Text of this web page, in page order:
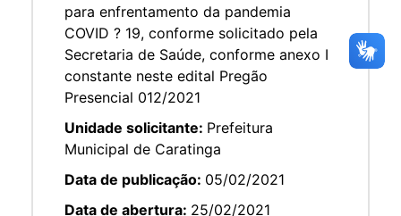
para enfrentamento da pandemia
COVID ? 19, conforme solicitado pela
Secretaria de Saúde, conforme anexo I
constante neste edital Pregão
Presencial 012/2021
Unidade solicitante: Prefeitura
Municipal de Caratinga
Data de publicação: 05/02/2021
Data de abertura: 25/02/2021